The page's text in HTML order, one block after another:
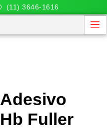
(11) 3646-1616
Adesivo
Hb Fuller